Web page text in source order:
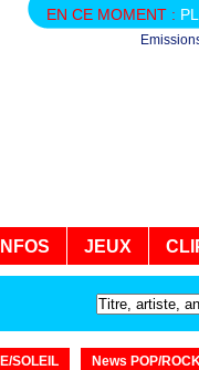
EN CE MOMENT :
INFOS JEUX
SOLEIL
News POP/